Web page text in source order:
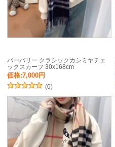
バーバリー クラシックカシミヤチェ
ックスカーフ 30x168cm
価格:7,000円
(0)